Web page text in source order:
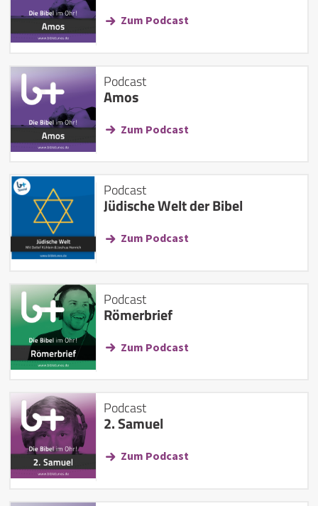
Zum Podcast
Podcast
Amos
Zum Podcast
Podcast
Jüdische Welt der Bibel
Zum Podcast
Podcast
Römerbrief
Zum Podcast
Podcast
2. Samuel
Zum Podcast